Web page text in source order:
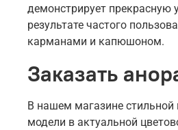
демонстрирует прекрасную
результате частого
карманами и капюшоном.
Заказать
В нашем магазине
модели в актуальной